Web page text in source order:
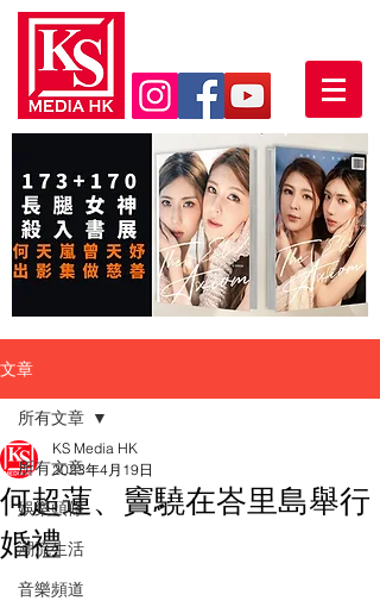
文章
所有文章
娛樂頭條
潮流生活
音樂頻道
所有文章
何超蓮、竇驍在峇里島舉行
婚禮
KS Media HK
2023年4月19日